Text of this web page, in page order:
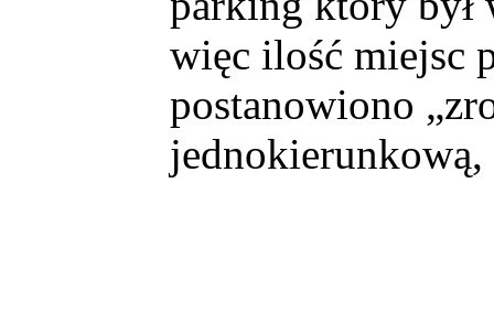
więc ilość miejsc
postanowiono
jednokierunkową,